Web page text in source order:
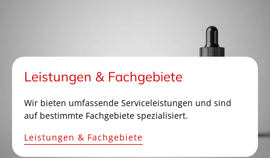
Leistungen & Fachgebiete
Wir bieten umfassende Serviceleistungen und sind
auf bestimmte Fachgebiete spezialisiert.
Leistungen & Fachgebiete